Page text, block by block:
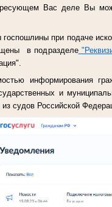
Вас деле Вы
при подаче
в подразделе
информирования
и
судов Российской